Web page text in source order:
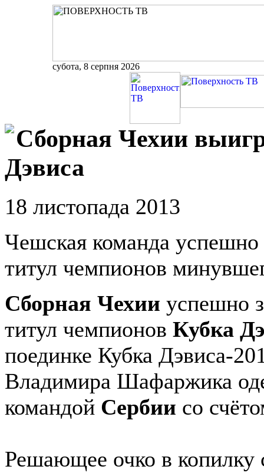
субота, 8 серпня 2026
Сборная Чехии
Дэвиса
18 листопада 2013
Чешская команда
титул чемпионов
Сборная Чехии успешно
титул чемпионов Кубка
поединке Кубка Дэвиса-
Владимира Шафаржика
командой Сербии со
Решающее очко в копилку